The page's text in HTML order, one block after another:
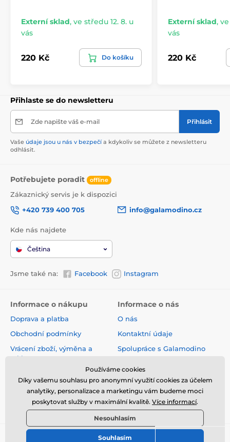
Externí sklad, ve středu 12. 8. u
vás
220 Kč Do košíku
Externí sklad, ve
vás
220 Kč
Přihlaste se do newsletteru
Zde napište váš e-mail Přihlásit
Vaše údaje jsou u nás v bezpečí a kdykoliv se můžete z newsletteru
odhlásit.
Potřebujete poradit offline
Zákaznický servis je k dispozici
+420 739 400 705
info@galamodino.cz
Kde nás najdete
Čeština
Jsme také na: Facebook Instagram
Informace o nákupu
Doprava a platba
Obchodní podmínky
Vrácení zboží, výměna a
reklamace
Online vrácení a reklamace
Sledování zásilky
Nejčastější dotazy
Informace o nás
O nás
Kontaktní údaje
Spolupráce s Galamodino
údajů
© 2026 www.galamodino.cz ⦁ E-shop vytvořila
Používáme cookies
Díky vašemu souhlasu pro anonymní využití cookies za účelem
analytiky, personalizace a marketingu vám budeme moci
poskytovat služby v maximální kvalitě. Více informací.
Nesouhlasím
Souhlasím